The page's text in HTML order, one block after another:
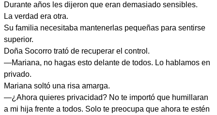
Durante años les dijeron que eran demasiado sensibles.
La verdad era otra.
Su familia necesitaba mantenerlas pequeñas para sentirse
superior.
Doña Socorro trató de recuperar el control.
—Mariana, no hagas esto delante de todos. Lo hablamos en
privado.
Mariana soltó una risa amarga.
—¿Ahora quieres privacidad? No te importó que humillaran
a mi hija frente a todos. Solo te preocupa que ahora te estén